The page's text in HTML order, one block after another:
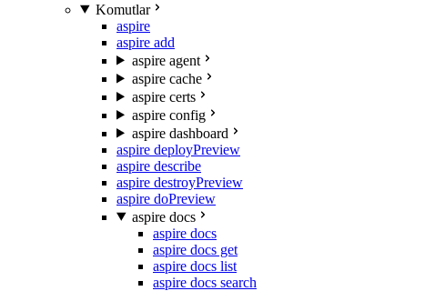
Komutlar
aspire
aspire add
aspire agent
aspire cache
aspire certs
aspire config
aspire dashboard
aspire deployPreview
aspire describe
aspire destroyPreview
aspire doPreview
aspire docs
aspire docs
aspire docs get
aspire docs list
aspire docs search